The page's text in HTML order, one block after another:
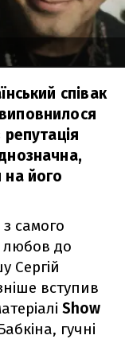
співак
на його
самого
любов до
Сергій
вступив
Show
гучні